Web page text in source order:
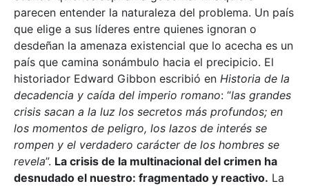
parecen entender la naturaleza del problema. Un país
que elige a sus líderes entre quienes ignoran o
desdeñan la amenaza existencial que lo acecha es un
país que camina sonámbulo hacia el precipicio. El
historiador Edward Gibbon escribió en Historia de la
decadencia y caída del imperio romano: “las grandes
crisis sacan a la luz los secretos más profundos; en
los momentos de peligro, los lazos de interés se
rompen y el verdadero carácter de los hombres se
revela”. La crisis de la multinacional del crimen ha
desnudado el nuestro: fragmentado y reactivo. La